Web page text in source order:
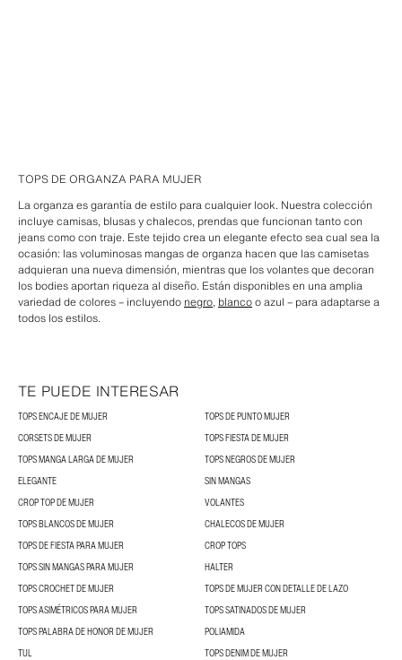
TOPS DE ORGANZA PARA MUJER
La organza es garantía de estilo para cualquier look. Nuestra colección
incluye camisas, blusas y chalecos, prendas que funcionan tanto con
jeans como con traje. Este tejido crea un elegante efecto sea cual sea la
ocasión: las voluminosas mangas de organza hacen que las camisetas
adquieran una nueva dimensión, mientras que los volantes que decoran
los bodies aportan riqueza al diseño. Están disponibles en una amplia
variedad de colores – incluyendo negro, blancoo azul – para adaptarse a
todos los estilos.
TE PUEDE INTERESAR
TOPS ENCAJE DE MUJER
TOPS DE PUNTO MUJER
CORSETS DE MUJER
TOPS FIESTA DE MUJER
TOPS MANGA LARGA DE MUJER
TOPS NEGROS DE MUJER
ELEGANTE
SIN MANGAS
CROP TOP DE MUJER
VOLANTES
TOPS BLANCOS DE MUJER
CHALECOS DE MUJER
TOPS DE FIESTA PARA MUJER
CROP TOPS
TOPS SIN MANGAS PARA MUJER
HALTER
TOPS CROCHET DE MUJER
TOPS DE MUJER CON DETALLE DE LAZO
TOPS ASIMÉTRICOS PARA MUJER
TOPS SATINADOS DE MUJER
TOPS PALABRA DE HONOR DE MUJER
POLIAMIDA
TUL
TOPS DENIM DE MUJER